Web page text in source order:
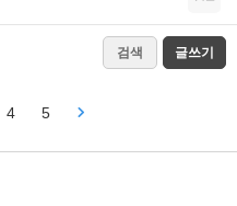
검색 글쓰기
4 5